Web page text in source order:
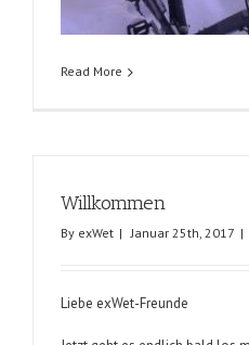
Read More
Willkommen
By exWet | Januar 25th, 2017 |
Liebe exWet-Freunde